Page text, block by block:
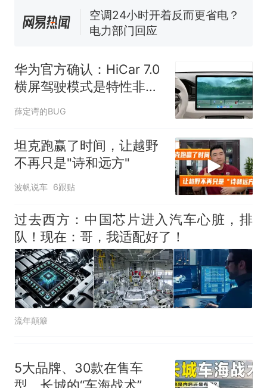
佛山一中学招聘物理教师，笔
试前13名均遭淘汰？教育局：
核查
搜，网友：天塌了！
热
那个在床头放菜刀的女孩，
因老师一句“跟我回家”改写了
华为官方确认：HiCar 7.0
横屏驾驶模式是特性非
BUG，支持微信通话
薛定谔的BUG
坦克跑赢了时间，让越野
不再只是"诗和远方"
波帆说车 6跟贴
过去西方：中国芯片进入汽车心脏，排
队！现在：哥，我适配好了！
流年顛簸
5大品牌、30款在售车